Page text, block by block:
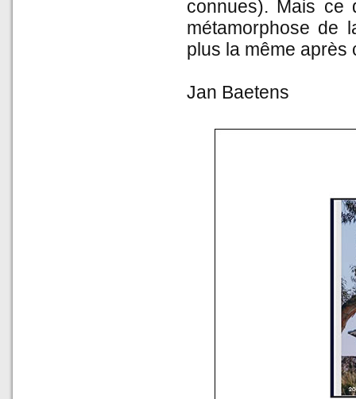
connues). Mais ce
métamorphose de
plus la même après
Jan Baetens